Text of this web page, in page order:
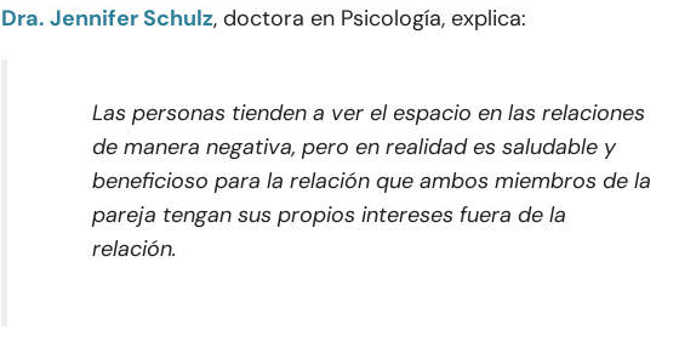
Dra. Jennifer Schulz, doctora en Psicología, explica:
Las personas tienden a ver el espacio en las relaciones
de manera negativa, pero en realidad es saludable y
beneficioso para la relación que ambos miembros de la
pareja tengan sus propios intereses fuera de la
relación.